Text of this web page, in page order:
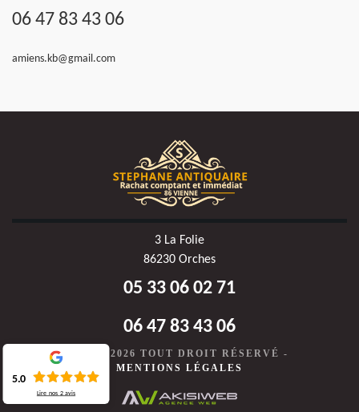
06 47 83 43 06
amiens.kb@gmail.com
3 La Folie
86230 Orches
05 33 06 02 71
06 47 83 43 06
©2020-2026 TOUT DROIT RÉSERVÉ -
MENTIONS LÉGALES
5.0
Lire nos 2avis